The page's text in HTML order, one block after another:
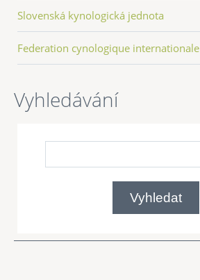
Slovenská kynologická jednota
Federation cynologique internationale
Vyhledávání